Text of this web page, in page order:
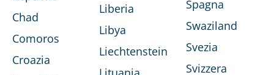
Chad
Comoros
Croazia
Liberia
Libya
Liechtenstein
Spagna
Swaziland
Svezia
Svizzera